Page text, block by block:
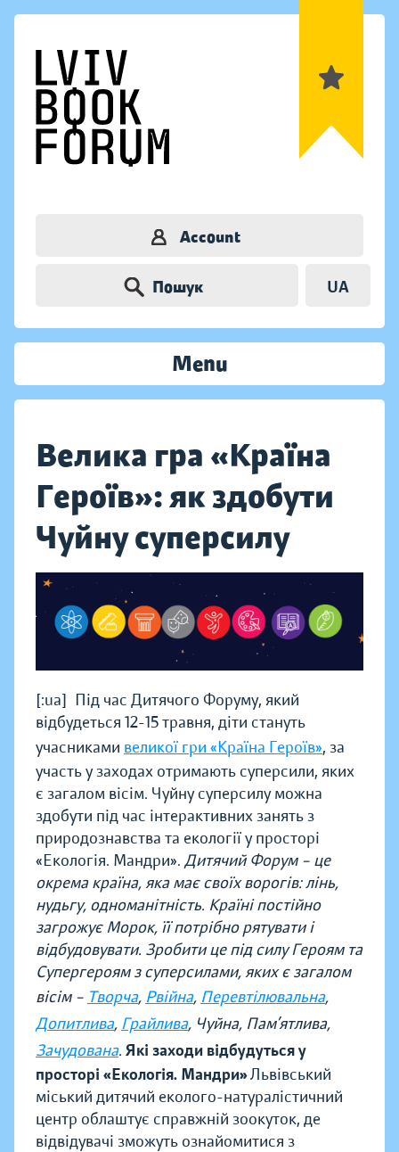
Account
Пошук UA
Menu
Велика гра «Країна
Героїв»: як здобути
Чуйну суперсилу
[:ua]Під час Дитячого Форуму, який
відбудеться 12-15 травня, діти стануть
учасниками великої гри «Країна Героїв», за
участь у заходах отримають суперсили, яких
є загалом вісім. Чуйну суперсилу можна
здобути під час інтерактивних занять з
природознавства та екології у просторі
«Екологія. Мандри». Дитячий Форум – це
окрема країна, яка має своїх ворогів: лінь,
нудьгу, одноманітність. Країні постійно
загрожує Морок, її потрібно рятувати і
відбудовувати. Зробити це під силу Героям та
Супергероям з суперсилами, яких є загалом
вісім – Творча, Рвійна, Перевтілювальна,
Допитлива, Грайлива, Чуйна, Пам’ятлива,
Зачудована. Які заходи відбудуться у
просторі «Екологія. Мандри»Львівський
міський дитячий еколого-натуралістичний
центр облаштує справжній зоокуток, де
відвідувачі зможуть ознайомитися з